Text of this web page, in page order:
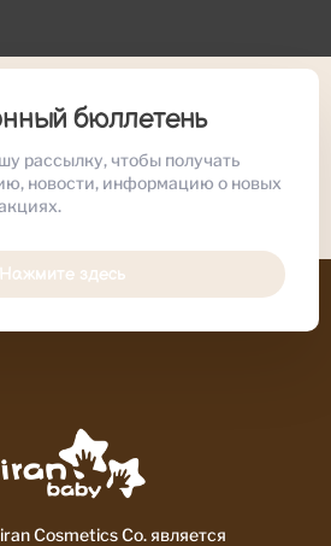
бюллетень
рассылку, чтобы получать
новости, информацию о новых
Нажмите здесь
Cosmetics Co. является